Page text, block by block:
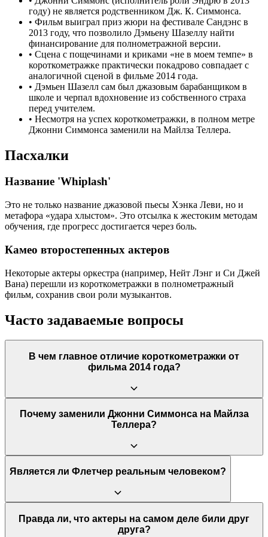
году) не является родственником Дж. К. Симмонса.
• Фильм выиграл приз жюри на фестивале Сандэнс в
2013 году, что позволило Дэмьену Шазеллу найти
финансирование для полнометражной версии.
• Сцена с пощечинами и криками «не в моем темпе» в
короткометражке практически покадрово совпадает с
аналогичной сценой в фильме 2014 года.
• Дэмьен Шазелл сам был джазовым барабанщиком в
школе и черпал вдохновение из собственного страха
перед учителем.
• Несмотря на успех короткометражки, в полном метре
Джонни Симмонса заменили на Майлза Теллера.
Пасхалки
Название 'Whiplash'
Это не только название джазовой пьесы Хэнка Леви, но и
метафора «удара хлыстом». Это отсылка к жестоким методам
обучения, где прогресс достигается через боль.
Камео второстепенных актеров
Некоторые актеры оркестра (например, Нейт Лэнг и Си Джей
Вана) перешли из короткометражки в полнометражный
фильм, сохранив свои роли музыкантов.
Часто задаваемые вопросы
В чем главное отличие короткометражки от
фильма 2014 года?
Главное отличие — исполнитель главной роли. В 2013 году
Эндрю играл Джонни Симмонс, а в 2014 — Майлз Теллер.
она фокусируется только на одной ключевой сцене в классе.
Почему заменили Джонни Симмонса на Майлза
Теллера?
Режиссер Дэмьен Шазелл и продюсеры искали актера,
диапазон для полнометражной версии и обладал реальными
навыками игры на барабанах. Майлз Теллер на тот момент
был более медийным и имел опыт игры на установке с
подросткового возраста.
Является ли Флетчер реальным человеком?
Персонаж вымышленный, но Шазелл признавался, что списал
его со своего школьного дирижера, который был очень суров.
Правда ли, что актеры на самом деле били друг
друга?